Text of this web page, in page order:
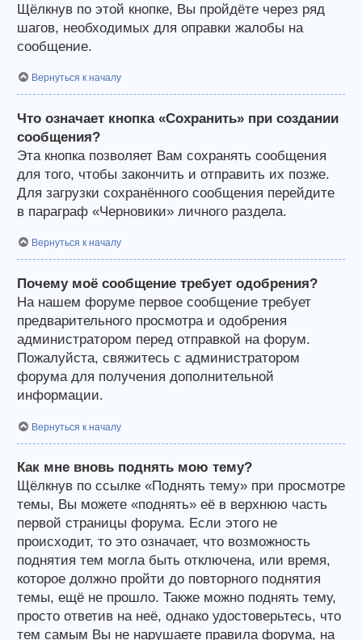
Щёлкнув по этой кнопке, Вы пройдёте через ряд
шагов, необходимых для оправки жалобы на
сообщение.
Вернуться к началу
Что означает кнопка «Сохранить» при создании
сообщения?
Эта кнопка позволяет Вам сохранять сообщения
для того, чтобы закончить и отправить их позже.
Для загрузки сохранённого сообщения перейдите
в параграф «Черновики» личного раздела.
Вернуться к началу
Почему моё сообщение требует одобрения?
На нашем форуме первое сообщение требует
предварительного просмотра и одобрения
администратором перед отправкой на форум.
Пожалуйста, свяжитесь с администратором
форума для получения дополнительной
информации.
Вернуться к началу
Как мне вновь поднять мою тему?
Щёлкнув по ссылке «Поднять тему» при просмотре
темы, Вы можете «поднять» её в верхнюю часть
первой страницы форума. Если этого не
происходит, то это означает, что возможность
поднятия тем могла быть отключена, или время,
которое должно пройти до повторного поднятия
темы, ещё не прошло. Также можно поднять тему,
просто ответив на неё, однако удостоверьтесь, что
тем самым Вы не нарушаете правила форума, на